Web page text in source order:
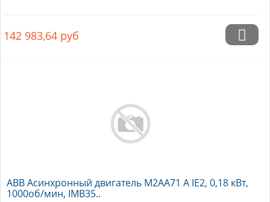
142 983,64 руб
ABB Асинхронный двигатель M2AA71 A IE2, 0,18 кВт,
1000об/мин, IMB35..